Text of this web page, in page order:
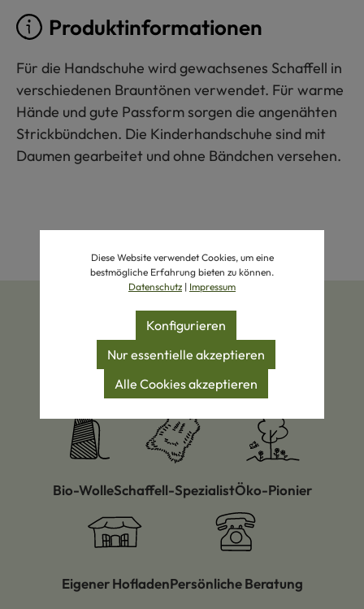
Produktinformationen
Für die Handschuhe wird gewachsenes Schaffell in
verschiedenen Brauntönen verwendet. Für warme
Hände und gute Passform sorgen die angenähten
Strickbündchen. Die Kinderhandschuhe sind mit
Daumen gearbeitet und ohne Bändchen versehen.
Zertifizierte ProdukteEigene Manufakturen
Bio-WolleSchaffell-SpezialistÖko-Pionier
Eigener HofladenPersönliche Beratung
Diese Website verwendet Cookies, um eine
bestmögliche Erfahrung bieten zu können.
Datenschutz | Impressum
Nur essentielle akzeptieren
Konfigurieren
Alle Cookies akzeptieren